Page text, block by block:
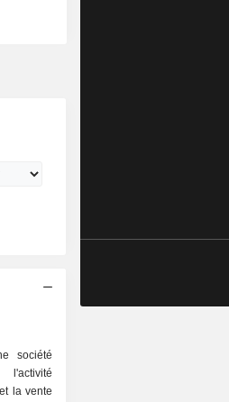
société
la vente